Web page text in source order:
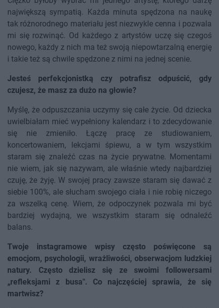
największą sympatią. Każda minuta spędzona na naukę
tak różnorodnego materiału jest niezwykle cenna i pozwala
mi się rozwinąć. Od każdego z artystów uczę się czegoś
nowego, każdy z nich ma też swoją niepowtarzalną energię
i takie też są chwile spędzone z nimi na jednej scenie.
Jesteś perfekcjonistką czy potrafisz odpuścić, gdy
czujesz, że masz za dużo na głowie?
Myślę, że odpuszczania uczymy się całe życie. Od dziecka
uwielbiałam mieć wypełniony kalendarz i to zdecydowanie
się nie zmieniło. Łączę pracę ze studiowaniem,
koncertowaniem, lekcjami śpiewu, a w tym wszystkim
staram się znaleźć czas na życie prywatne. Momentami
nie wiem, jak się nazywam, ale właśnie wtedy najbardziej
czuję, że żyję. W swojej pracy zawsze staram się dawać z
siebie 100%, ale słucham swojego ciała i nie robię niczego
za wszelką cenę. Wiem, że odpoczynek pozwala mi być
bardziej wydajną, we wszystkim staram się odnaleźć
balans.
Twoje instagramowe wpisy często poświęcone są
emocjom, psychologii, wrażliwości, obserwacjom ludzkiej
natury. Często dzielisz się ze swoimi followersami
„refleksjami z busa". Co najczęściej sprawia, że się
martwisz?